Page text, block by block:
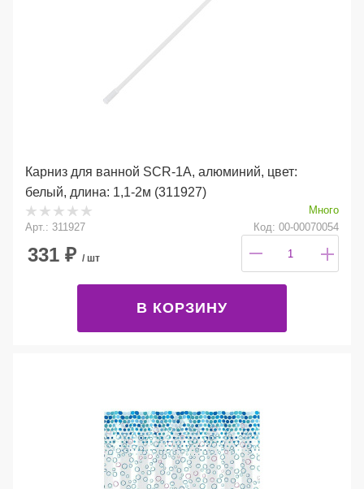
Карниз для ванной SCR-1A, алюминий, цвет:
белый, длина: 1,1-2м (311927)
Много
Арт.: 311927
Код: 00-00070054
331 ₽ / шт
В КОРЗИНУ